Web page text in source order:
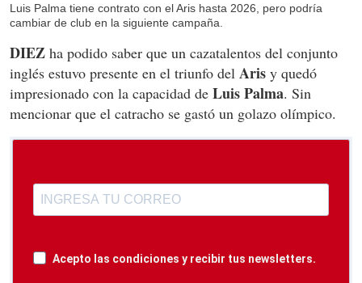
Luis Palma tiene contrato con el Aris hasta 2026, pero podría
cambiar de club en la siguiente campaña.
DIEZ ha podido saber que un cazatalentos del conjunto
inglés estuvo presente en el triunfo del Aris y quedó
impresionado con la capacidad de Luis Palma. Sin
mencionar que el catracho se gastó un golazo olímpico.
Acepto las condiciones y recibir tus newsletters.